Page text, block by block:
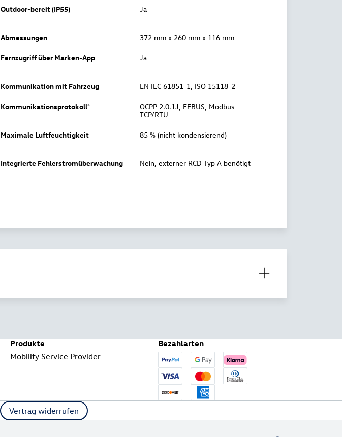
Outdoor-bereit (IP55) Ja
Abmessungen 372 mm x 260 mm x 116 mm
Fernzugriff über Marken-App Ja
Kommunikation mit Fahrzeug EN IEC 61851-1, ISO 15118-2
Kommunikationsprotokoll³
OCPP 2.0.1J, EEBUS, Modbus
TCP/RTU
Maximale Luftfeuchtigkeit 85 % (nicht kondensierend)
Integrierte Fehlerstromüberwachung Nein, externer RCD Typ A benötigt
Produkte
Mobility Service Provider
Bezahlarten
Vertrag widerrufen